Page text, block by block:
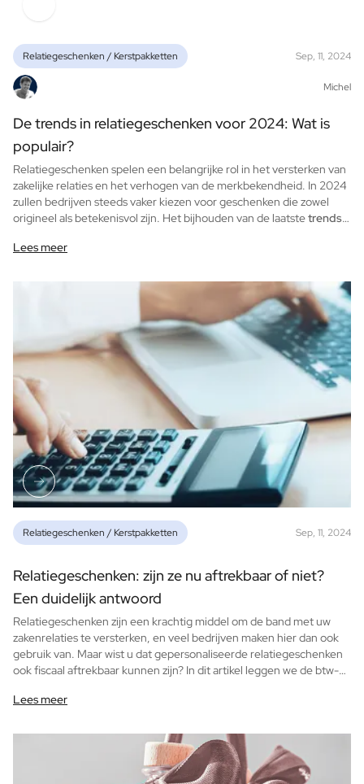
Relatiegeschenken / Kerstpakketten Sep, 11, 2024
Michel
De trends in relatiegeschenken voor 2024: Wat is
populair?
Relatiegeschenken spelen een belangrijke rol in het versterken van
zakelijke relaties en het verhogen van de merkbekendheid. In 2024
zullen bedrijven steeds vaker kiezen voor geschenken die zowel
origineel als betekenisvol zijn. Het bijhouden van de laatstetrends
en partners. Hieronder bespreken we de populairste trends in
inspireren.
Lees meer
Relatiegeschenken / Kerstpakketten Sep, 11, 2024
Relatiegeschenken: zijn ze nu aftrekbaar of niet?
Een duidelijk antwoord
Relatiegeschenken zijn een krachtig middel om de band met uw
zakenrelaties te versterken, en veel bedrijven maken hier dan ook
gebruik van. Maar wist u dat gepersonaliseerde relatiegeschenken
ook fiscaal aftrekbaar kunnen zijn? In dit artikel leggen we de btw-
handige tips voor 2024 en specifieke details voor onze
Lees meer